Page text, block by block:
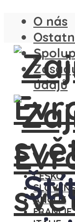
O nás
údajů
ČESKO
ANGLIE
FRANCIE